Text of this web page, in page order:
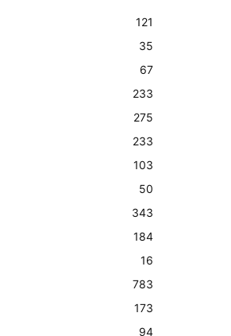
121
35
67
233
275
233
103
50
343
184
16
783
173
94